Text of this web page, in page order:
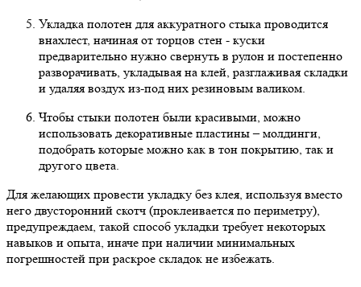
Укладка полотен для аккуратного стыка проводится
внахлест, начиная от торцов стен - куски
предварительно нужно свернуть в рулон и постепенно
разворачивать, укладывая на клей, разглаживая складки
и удаляя воздух из-под них резиновым валиком.
Чтобы стыки полотен были красивыми, можно
использовать декоративные пластины – молдинги,
подобрать которые можно как в тон покрытию, так и
другого цвета.
Для желающих провести укладку без клея, используя вместо
него двусторонний скотч (проклеивается по периметру),
предупреждаем, такой способ укладки требует некоторых
навыков и опыта, иначе при наличии минимальных
погрешностей при раскрое складок не избежать.